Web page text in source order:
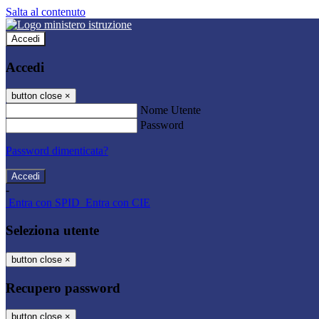
Salta al contenuto
Accedi
Accedi
button close ×
Nome Utente
Password
Password dimenticata?
-
Entra con SPID Entra con CIE
Seleziona utente
button close ×
Recupero password
button close ×